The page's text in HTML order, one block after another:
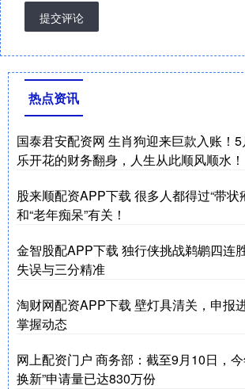
提交评论
热点资讯
国泰君安配资网 生肖狗迎来巨款入账！5
乐开花的财务翻身，人生从此顺风顺水！
股来顺配资APP下载 很多人都得过“带状
和“老年痴呆”有关！
金智股配APP下载 独行侠挑战鹈鹕四连
失误与三分精准
淘财网配资APP下载 壁灯具清关，申报
掌握动态
网上配资门户 商务部：截至9月10日，
换新”申请量已达830万份